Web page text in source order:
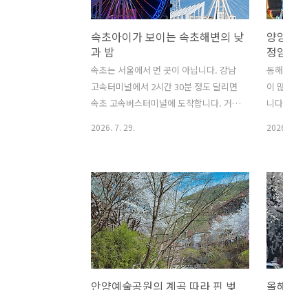
속초아이가 보이는 속초해변의 낮
과 밤
속초는 서울에서 먼 곳이 아닙니다. 강남
고속터미널에서 2시간 30분 정도 달리면
속초 고속버스터미널에 도착합니다. 거리
널에서 속초해변까지 걸어서 10분 밖에
안 걸립니다. 이게 속초 해변의 매력입니
다. 그리고 속초는 위 사진에서 보시면 아
시겠지만 고층 빌딩이 꽤 많은 도시입니
다. 저 건물 대부분이 숙박시설입니다. 가
격은 크게 비싸지 않습니다. 속초해변의
명물 속초아이런던 아이를 보고 만든 듯
한 속초 아이라는 대관람차는 속초 해변
2026. 7. 29.
양
정
동
이
니
고
요
업
안
은
오
는
해
안양예술공원의 계곡 따라 핀 벚
올